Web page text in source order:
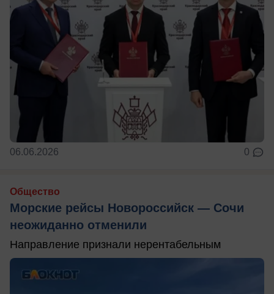
06.06.2026 0
Общество
Морские рейсы Новороссийск — Сочи
неожиданно отменили
Направление признали нерентабельным